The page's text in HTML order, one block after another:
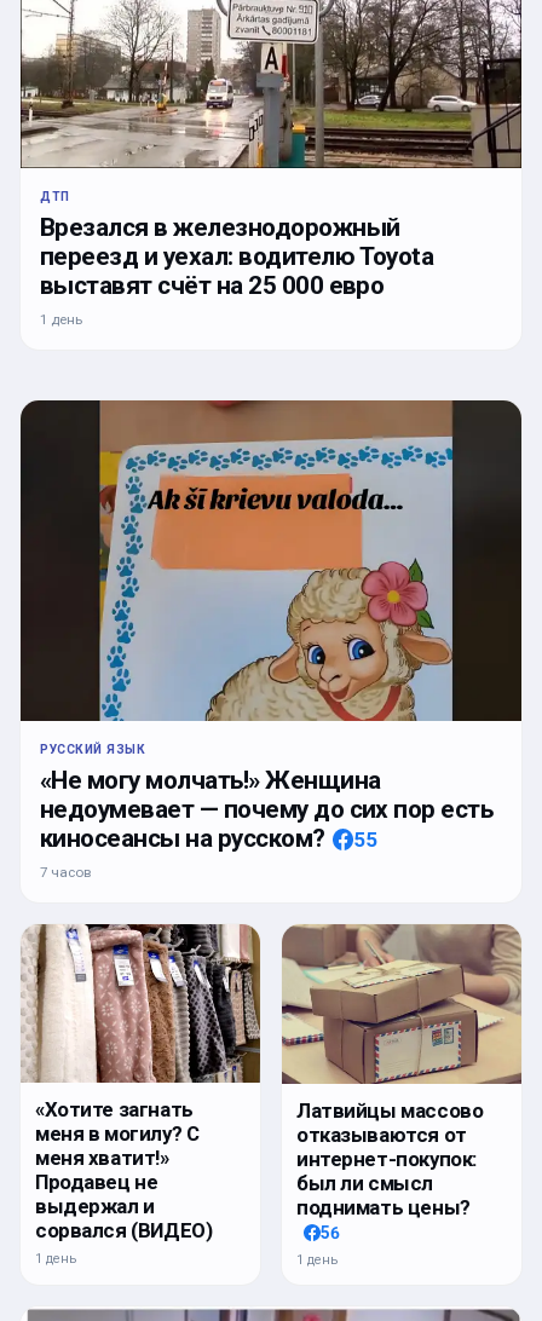
ДТП
Врезался в железнодорожный
переезд и уехал: водителю Toyota
выставят счёт на 25 000 евро
1 день
РУССКИЙ ЯЗЫК
«Не могу молчать!» Женщина
недоумевает — почему до сих пор есть
киносеансы на русском?
55
7 часов
«Хотите загнать
меня в могилу? С
меня хватит!»
Продавец не
выдержал и
сорвался (ВИДЕО)
1 день
Латвийцы массово
отказываются от
интернет-покупок:
был ли смысл
поднимать цены?
56
1 день